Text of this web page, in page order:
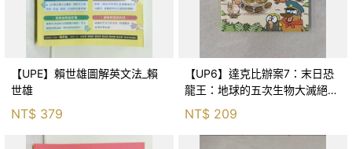
【UPE】賴世雄圖解英文法_賴
世雄
NT$ 379
【UP6】達克比辦案7：末日恐
龍王：地球的五次生物大滅絕_
胡妙芬
NT$ 209